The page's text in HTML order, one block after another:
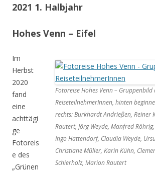
2021 1. Halbjahr
Hohes Venn – Eifel
Fotoreise Hohes Venn – Gruppenbild
ReiseteilnehmerInnen, hinten
rechts: Burkhardt Andrießen, Reiner
Rautert, Jörg Weyde, Manfred
Ingo Hattendorf, Claudia Weyde,
Christiane Müller, Karin Kühn,
Schierholz, Marion Rautert
Im
Herbst
2020
fand
eine
achttägi
ge
Fotoreis
e des
„Grünen